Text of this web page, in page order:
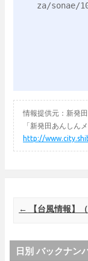
za/sonae/
情報提供元：新発
「新発田あんしん
http://
Post navigation
← 【台風情報】
日別 バックナン